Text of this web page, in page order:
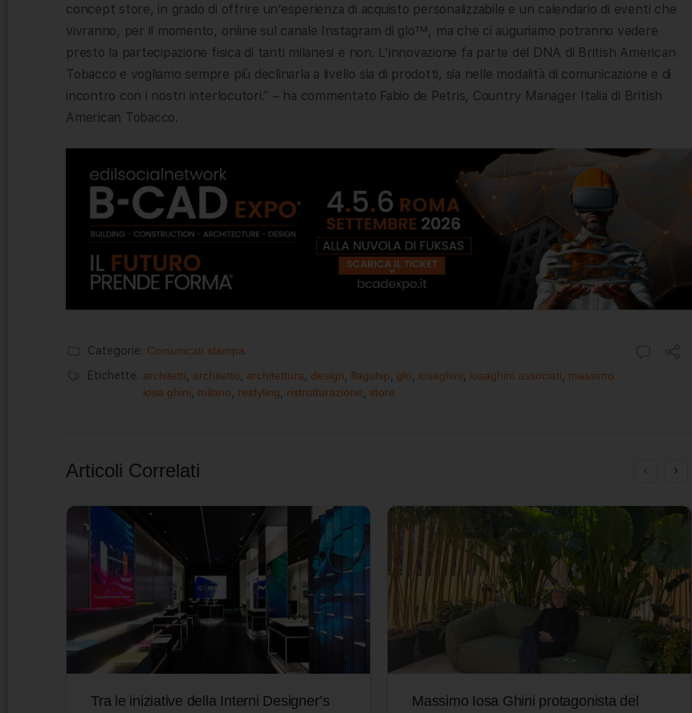
concept store, in grado di offrire un’esperienza di acquisto personalizzabile e un calendario di eventi che
vivranno, per il momento, online sul canale Instagram di glo™, ma che ci auguriamo potranno vedere
presto la partecipazione fisica di tanti milanesi e non. L’innovazione fa parte del DNA di British American
Tobacco e vogliamo sempre più declinarla a livello sia di prodotti, sia nelle modalità di comunicazione e di
incontro con i nostri interlocutori.” – ha commentato Fabio de Petris, Country Manager Italia di British
American Tobacco.
Categorie: Comunicati stampa
Etichette: architetti architetto architettura design flagship glo iosaghini iosaghini associati
massimo
iosa ghini
milano restyling ristrutturazione store
Articoli Correlati
Tra le iniziative della Interni Designer’s Massimo Iosa Ghini protagonista del